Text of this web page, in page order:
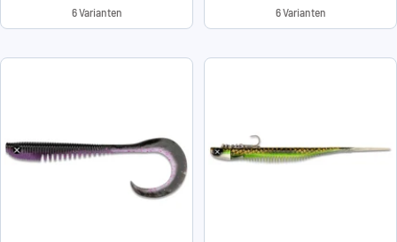
6 Varianten 6 Varianten